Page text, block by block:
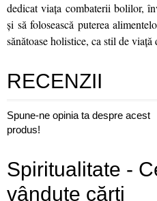
dedicat viața combaterii bolilor,
și să folosească puterea
sănătoase holistice, ca stil de viață
RECENZII
Spune-ne opinia ta despre acest
produs!
Spiritualitate -
vândute cărți